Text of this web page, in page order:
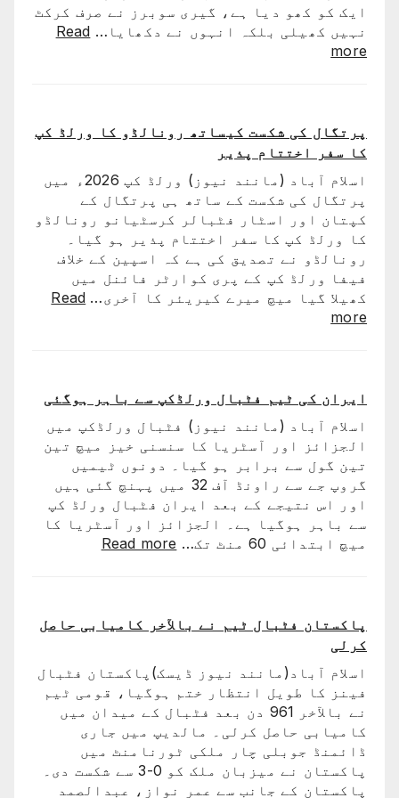
ٹیم
میں
ایک کو کھو دیا ہے، گیری سوبرز نے صرف کرکٹ
نہیں کھیلی بلکہ انہوں نے دکھایا…Read
more
:
عظیم
ترین
کھلاڑیوں
میں
سے
ایک
کو
کھو
دیا:
بابر
اعظم
پرتگال کی شکست کیساتھ رونالڈو کا ورلڈ کپ
کا سفر اختتام پذیر
اسلام آباد (مانند نیوز) ورلڈ کپ 2026ء میں
پرتگال کی شکست کے ساتھ ہی پرتگال کے
کپتان اور اسٹار فٹبالر کرسٹیانو رونالڈو
کا ورلڈ کپ کا سفر اختتام پذیر ہو گیا۔
رونالڈو نے تصدیق کی ہے کہ اسپین کے خلاف
فیفا ورلڈ کپ کے پری کوارٹر فائنل میں
کھیلا گیا میچ میرے کیریئر کا آخری…Read
more
:
کیساتھ
کا
ورلڈ
کپ
کا
سفر
اختتام
پذیر
ایران کی ٹیم فٹبال ورلڈکپ سے باہر ہوگئی
اسلام آباد (مانند نیوز) فٹبال ورلڈکپ میں
الجزائز اور آسٹریا کا سنسنی خیز میچ تین
تین گول سے برابر ہو گیا۔ دونوں ٹیمیں
گروپ جے سے راونڈ آف 32 میں پہنچ گئی ہیں
اور اس نتیجے کے بعد ایران فٹبال ورلڈ کپ
سے باہر ہوگیا ہے۔ الجزائز اور آسٹریا کا
میچ ابتدائی 60 منٹ تک…
Read more
:
فٹبال
باہر
ہوگئی
پاکستان فٹبال ٹیم نے بالآخر کامیابی حاصل
کرلی
اسلام آباد(مانند نیوز ڈیسک)پاکستان فٹبال
فینز کا طویل انتظار ختم ہوگیا، قومی ٹیم
نے بالآخر 961 دن بعد فٹبال کے میدان میں
کامیابی حاصل کرلی۔ مالدیپ میں جاری
ڈائمنڈ جوبلی چار ملکی ٹورنامنٹ میں
پاکستان نے میزبان ملک کو 0-3 سے شکست دی۔
پاکستان کے جانب سے عمر نواز، عبدالصمد